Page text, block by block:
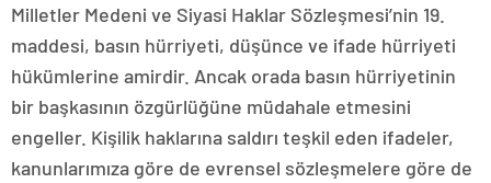
Milletler Medeni ve Siyasi Haklar Sözleşmesi’nin 19.
maddesi, basın hürriyeti, düşünce ve ifade hürriyeti
hükümlerine amirdir. Ancak orada basın hürriyetinin
bir başkasının özgürlüğüne müdahale etmesini
engeller. Kişilik haklarına saldırı teşkil eden ifadeler,
kanunlarımıza göre de evrensel sözleşmelere göre de